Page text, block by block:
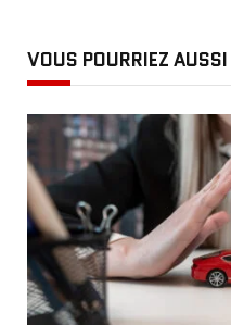
VOUS POURRIEZ AUSSI